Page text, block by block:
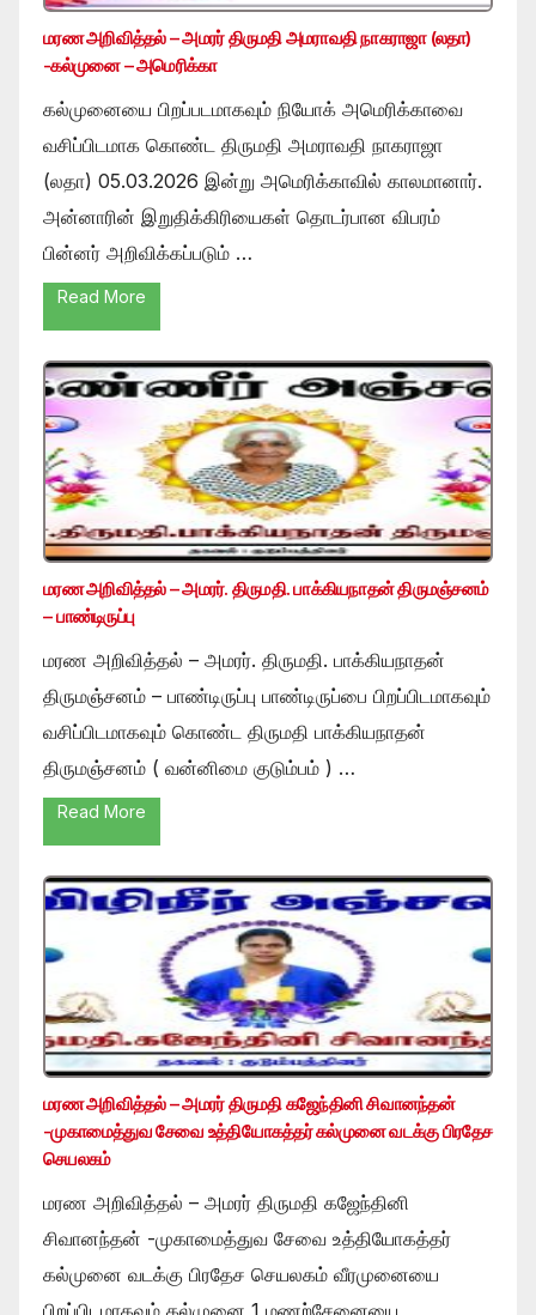
மரண அறிவித்தல் – அமரர் திருமதி அமராவதி நாகராஜா (லதா)
-கல்முனை – அமெரிக்கா
கல்முனையை பிறப்படமாகவும் நியோக் அமெரிக்காவை
வசிப்பிடமாக கொண்ட திருமதி அமராவதி நாகராஜா
(லதா) 05.03.2026 இன்று அமெரிக்காவில் காலமானார்.
அன்னாரின் இறுதிக்கிரியைகள் தொடர்பான விபரம்
பின்னர் அறிவிக்கப்படும் …
Read More
மரண அறிவித்தல் – அமரர். திருமதி. பாக்கியநாதன் திருமஞ்சனம்
– பாண்டிருப்பு
மரண அறிவித்தல் – அமரர். திருமதி. பாக்கியநாதன்
திருமஞ்சனம் – பாண்டிருப்பு பாண்டிருப்பை பிறப்பிடமாகவும்
வசிப்பிடமாகவும் கொண்ட திருமதி பாக்கியநாதன்
திருமஞ்சனம் ( வன்னிமை குடும்பம் ) …
Read More
மரண அறிவித்தல் – அமரர் திருமதி கஜேந்தினி சிவானந்தன்
-முகாமைத்துவ சேவை உத்தியோகத்தர் கல்முனை வடக்கு பிரதேச
செயலகம்
மரண அறிவித்தல் – அமரர் திருமதி கஜேந்தினி
சிவானந்தன் -முகாமைத்துவ சேவை உத்தியோகத்தர்
கல்முனை வடக்கு பிரதேச செயலகம் வீரமுனையை
பிறப்பிடமாகவும் கல்முனை 1 மணற்சேனையை